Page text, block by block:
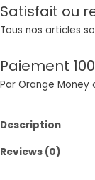
Satisfait ou
Tous nos articles
Paiement
Par Orange Money
Description
Reviews (0)